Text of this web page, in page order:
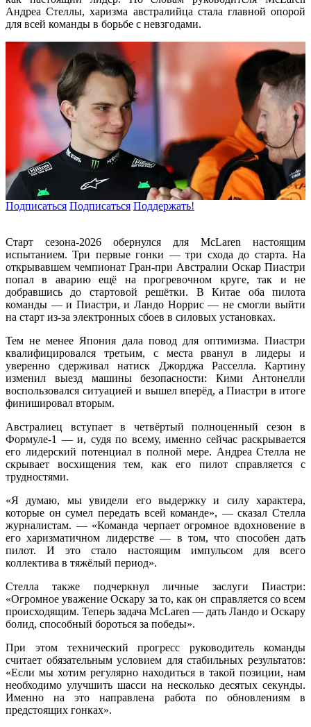
Андреа Стеллы, харизма австралийца стала главной опорой
для всей команды в борьбе с невзгодами.
Подписаться Подписаться Поддержать!
Старт сезона-2026 обернулся для McLaren настоящим
испытанием. Три первые гонки — три схода до старта. На
открывавшем чемпионат Гран-при Австралии Оскар Пиастри
попал в аварию ещё на прогревочном круге, так и не
добравшись до стартовой решётки. В Китае оба пилота
команды — и Пиастри, и Ландо Норрис — не смогли выйти
на старт из-за электронных сбоев в силовых установках.
Тем не менее Япония дала повод для оптимизма. Пиастри
квалифицировался третьим, с места рванул в лидеры и
уверенно сдерживал натиск Джорджа Расселла. Картину
изменил выезд машины безопасности: Кими Антонелли
воспользовался ситуацией и вышел вперёд, а Пиастри в итоге
финишировал вторым.
Австралиец вступает в четвёртый полноценный сезон в
Формуле-1 — и, судя по всему, именно сейчас раскрывается
его лидерский потенциал в полной мере. Андреа Стелла не
скрывает восхищения тем, как его пилот справляется с
трудностями.
«Я думаю, мы увидели его выдержку и силу характера,
которые он сумел передать всей команде», — сказал Стелла
журналистам. — «Команда черпает огромное вдохновение в
его харизматичном лидерстве — в том, что способен дать
пилот. И это стало настоящим импульсом для всего
коллектива в тяжёлый период».
Стелла также подчеркнул личные заслуги Пиастри:
«Огромное уважение Оскару за то, как он справляется со всем
происходящим. Теперь задача McLaren — дать Ландо и Оскару
болид, способный бороться за победы».
При этом технический прогресс руководитель команды
считает обязательным условием для стабильных результатов:
«Если мы хотим регулярно находиться в такой позиции, нам
необходимо улучшить шасси на несколько десятых секунды.
Именно на это направлена работа по обновлениям в
предстоящих гонках».